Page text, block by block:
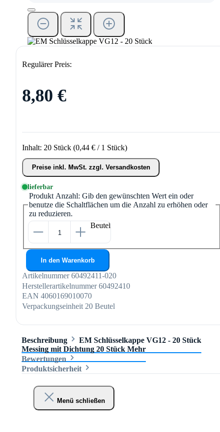
Regulärer Preis:
8,80 €
Inhalt: 20 Stück (0,44 € / 1 Stück)
Preise inkl. MwSt. zzgl. Versandkosten
lieferbar
Produkt Anzahl: Gib den gewünschten Wert ein oder
benutze die Schaltflächen um die Anzahl zu erhöhen oder
zu reduzieren.
Beutel
In den Warenkorb
Artikelnummer 60492411-020
Herstellerartikelnummer 60492410
EAN 4060169010070
Verpackungseinheit 20 Beutel
Beschreibung
EM Schlüsselkappe VG12 - 20 Stück
Messing mit Dichtung 20 Stück Mehr
Bewertungen
Produktsicherheit
Menü schließen